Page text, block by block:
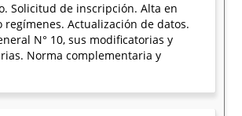
Solicitud de inscripción. Alta en
regímenes. Actualización de datos.
N° 10, sus modificatorias y
Norma complementaria y